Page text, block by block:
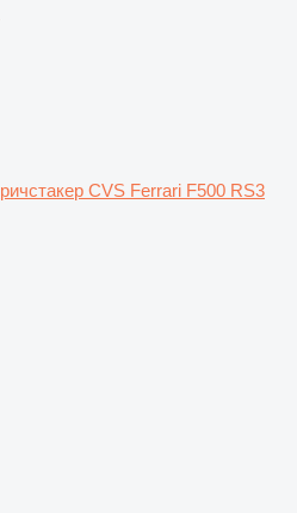
ричстакер CVS Ferrari F500 RS3